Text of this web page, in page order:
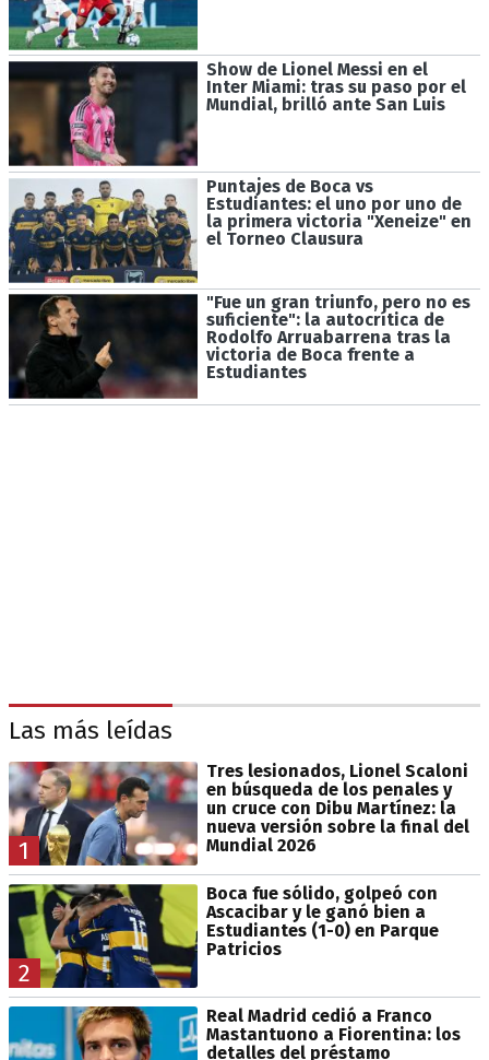
Show de Lionel Messi en el
Inter Miami: tras su paso por el
Mundial, brilló ante San Luis
Puntajes de Boca vs
Estudiantes: el uno por uno de
la primera victoria "Xeneize" en
el Torneo Clausura
"Fue un gran triunfo, pero no es
suficiente": la autocrítica de
Rodolfo Arruabarrena tras la
victoria de Boca frente a
Estudiantes
Las más leídas
1
Tres lesionados, Lionel Scaloni
en búsqueda de los penales y
un cruce con Dibu Martínez: la
nueva versión sobre la final del
Mundial 2026
2
Boca fue sólido, golpeó con
Ascacibar y le ganó bien a
Estudiantes (1-0) en Parque
Patricios
Real Madrid cedió a Franco
Mastantuono a Fiorentina: los
detalles del préstamo